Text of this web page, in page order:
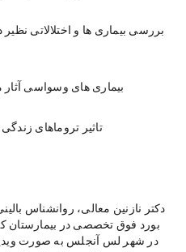
·        بیماری های
تاثیر تروماهای
دکتر نازنین معالی، روانشناس
بورد فوق تخصصی در بیمارستان
در شهر لس آنجلس به صورت